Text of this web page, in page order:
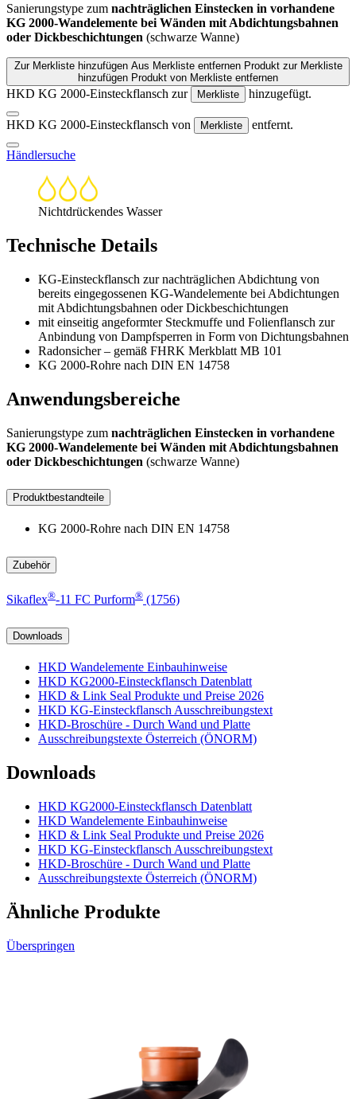
Sanierungstype zum nachträglichen Einstecken in vorhandene
KG 2000-Wandelemente bei Wänden mit Abdichtungsbahnen
oder Dickbeschichtungen (schwarze Wanne)
Zur Merkliste hinzufügen Aus Merkliste entfernen Produkt zur Merkliste
hinzufügen Produkt von Merkliste entfernen
HKD KG 2000-Einsteckflansch zur Merkliste hinzugefügt.
HKD KG 2000-Einsteckflansch von Merkliste entfernt.
Händlersuche
Nichtdrückendes Wasser
Technische Details
KG-Einsteckflansch zur nachträglichen Abdichtung von
bereits eingegossenen KG-Wandelemente bei Abdichtungen
mit Abdichtungsbahnen oder Dickbeschichtungen
mit einseitig angeformter Steckmuffe und Folienflansch zur
Anbindung von Dampfsperren in Form von Dichtungsbahnen
Radonsicher – gemäß FHRK Merkblatt MB 101
KG 2000-Rohre nach DIN EN 14758
Anwendungsbereiche
Sanierungstype zum nachträglichen Einstecken in vorhandene
KG 2000-Wandelemente bei Wänden mit Abdichtungsbahnen
oder Dickbeschichtungen (schwarze Wanne)
Produktbestandteile
KG 2000-Rohre nach DIN EN 14758
Zubehör
Sikaflex®-11 FC Purform® (1756)
Downloads
HKD Wandelemente Einbauhinweise
HKD KG2000-Einsteckflansch Datenblatt
HKD & Link Seal Produkte und Preise 2026
HKD KG-Einsteckflansch Ausschreibungstext
HKD-Broschüre - Durch Wand und Platte
Ausschreibungstexte Österreich (ÖNORM)
Downloads
HKD KG2000-Einsteckflansch Datenblatt
HKD Wandelemente Einbauhinweise
HKD & Link Seal Produkte und Preise 2026
HKD KG-Einsteckflansch Ausschreibungstext
HKD-Broschüre - Durch Wand und Platte
Ausschreibungstexte Österreich (ÖNORM)
Ähnliche Produkte
Überspringen